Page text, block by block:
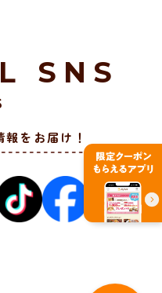
SNS
をお届け！